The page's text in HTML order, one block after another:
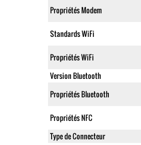
Propriétés Modem
Standards WiFi
Propriétés WiFi
Version Bluetooth
Propriétés Bluetooth
Propriétés NFC
Type de Connecteur